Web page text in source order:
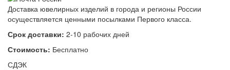
Доставка ювелирных изделий в города и регионы России
осуществляется ценными посылками Первого класса.
Срок доставки: 2-10 рабочих дней
Стоимость: Бесплатно
СДЭК